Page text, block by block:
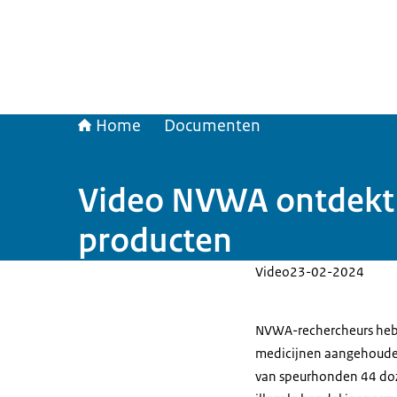
Home Documenten
Video NVWA
producten
Video23-02-2024
NVWA-rechercheurs
medicijnen
van speurhonden 44